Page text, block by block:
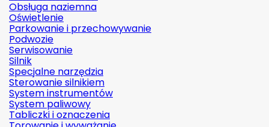
Obsługa naziemna
Oświetlenie
Parkowanie i przechowywanie
Podwozie
Serwisowanie
Silnik
Specjalne narzędzia
Sterowanie silnikiem
System instrumentów
System paliwowy
Tabliczki i oznaczenia